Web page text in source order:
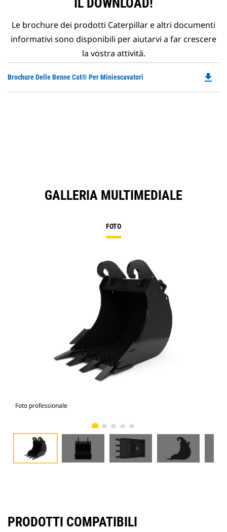
IL DOWNLOAD!
Le brochure dei prodotti Caterpillar e altri documenti
informativi sono disponibili per aiutarvi a far crescere
la vostra attività.
Brochure Delle Benne Cat® Per Miniescavatori file_download
GALLERIA MULTIMEDIALE
FOTO
Foto professionale
PRODOTTI COMPATIBILI